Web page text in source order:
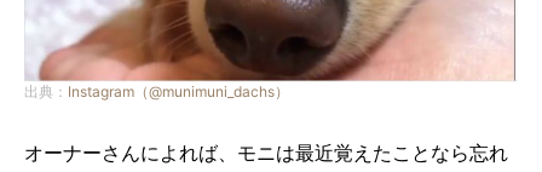
出典： Instagram（@munimuni_dachs）
オーナーさんによれば、モニは最近覚えたことなら忘れ